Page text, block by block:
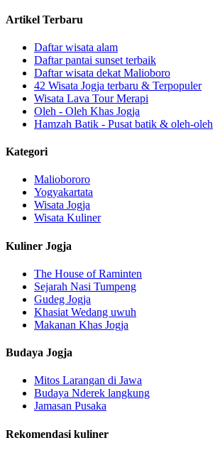
Artikel Terbaru
Daftar wisata alam
Daftar pantai sunset terbaik
Daftar wisata dekat Malioboro
42 Wisata Jogja terbaru & Terpopuler
Wisata Lava Tour Merapi
Oleh - Oleh Khas Jogja
Hamzah Batik - Pusat batik & oleh-oleh
Kategori
Maliobororo
Yogyakartata
Wisata Jogja
Wisata Kuliner
Kuliner Jogja
The House of Raminten
Sejarah Nasi Tumpeng
Gudeg Jogja
Khasiat Wedang uwuh
Makanan Khas Jogja
Budaya Jogja
Mitos Larangan di Jawa
Budaya Nderek langkung
Jamasan Pusaka
Rekomendasi kuliner